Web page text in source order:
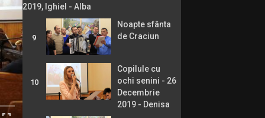
2019, Ighiel - Alba
9
Noapte sfânta
de Craciun
10
Copilule cu
ochi senini - 26
Decembrie
2019 - Denisa